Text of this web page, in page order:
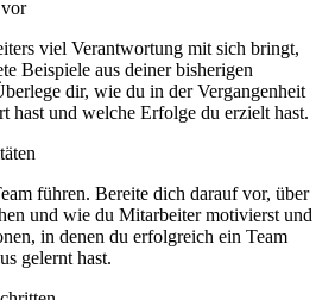
viel Verantwortung mit sich bringt,
Beispiele aus deiner bisherigen
dir, wie du in der Vergangenheit
hast und welche Erfolge du erzielt hast.
führen. Bereite dich darauf vor, über
und wie du Mitarbeiter motivierst und
in denen du erfolgreich ein Team
gelernt hast.